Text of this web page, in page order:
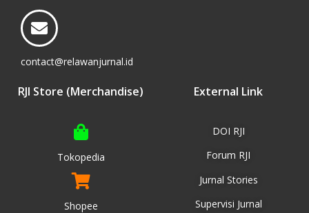
contact@relawanjurnal.id
RJI Store (Merchandise)
Tokopedia
Shopee
External Link
DOI RJI
Forum RJI
Jurnal Stories
Supervisi Jurnal